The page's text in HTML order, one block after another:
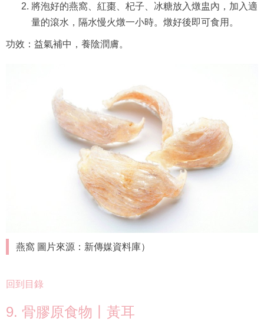
將泡好的燕窩、紅棗、杞子、冰糖放入燉盅內，加入適
量的滾水，隔水慢火燉一小時。燉好後即可食用。
功效：益氣補中，養陰潤膚。
燕窩 圖片來源：新傳媒資料庫）
回到目錄
9. 骨膠原食物丨黃耳